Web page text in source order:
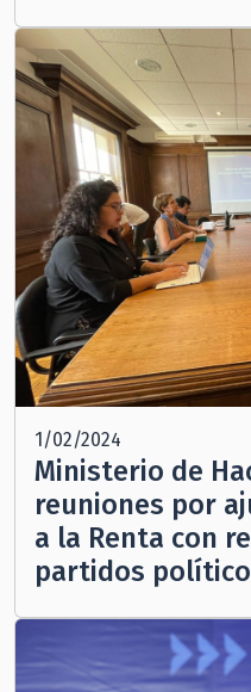
1/02/2024
Ministerio de
reuniones por
a la Renta con
partidos